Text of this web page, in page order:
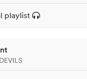
playlist